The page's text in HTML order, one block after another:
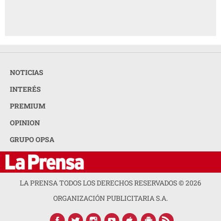
NOTICIAS
INTERÉS
PREMIUM
OPINION
GRUPO OPSA
LA PRENSA TODOS LOS DERECHOS RESERVADOS ©2026
ORGANIZACIÓN PUBLICITARIA S.A.